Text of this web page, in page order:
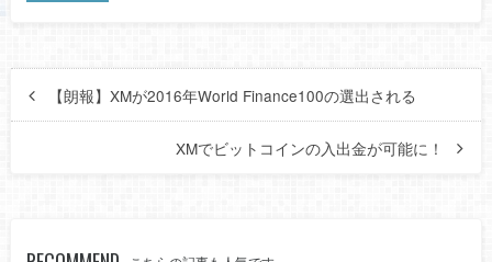
【朗報】XMが2016年World Finance100の選出される
XMでビットコインの入出金が可能に！